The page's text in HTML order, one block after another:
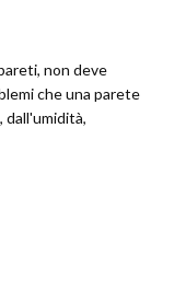
non deve
che una parete